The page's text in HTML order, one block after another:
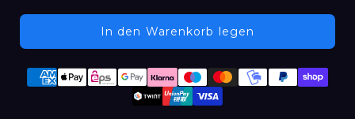
In den Warenkorb legen
Produkt
Zahlungsmethoden